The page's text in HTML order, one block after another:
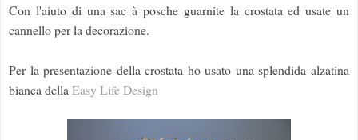
Con l'aiuto di una sac à posche guarnite la crostata ed usate un
cannello per la decorazione.
Per la presentazione della crostata ho usato una splendida alzatina
bianca dellaEasy Life Design